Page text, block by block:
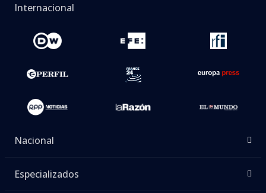
Internacional
Nacional
Especializados